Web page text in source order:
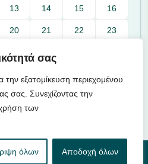
σας
εξατομίκευση περιεχομένου
σας. Συνεχίζοντας την
των
όλων Αποδοχή όλων
13 14 15 16
20 21 22 23
27
Μαλούτας - Δήμαρχος Κοζάνης